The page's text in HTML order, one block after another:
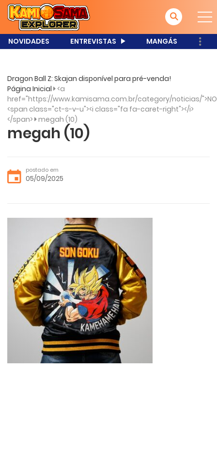
NOVIDADES ENTREVISTAS MANGÁS
Dragon Ball Z: Skajan disponível para pré-venda!
Página Inicial <a
href="https://www.kamisama.com.br/category/noticias/
<span class="ct-s-v-u"><i class="fa fa-caret-right"></i>
</span> megah (10)
megah (10)
postado em
05/09/2025